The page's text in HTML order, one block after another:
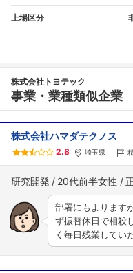
上場区分
株式会社トヨテック
事業・業種類似企業
株式会社ハマダテクノス
2.8 埼玉県
研究開発 20代前半女性
部署にもよります
ず振替休日で相殺
く毎日残業してい